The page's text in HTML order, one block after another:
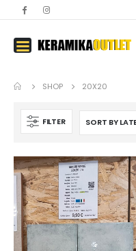
SHOP 20X20
FILTER